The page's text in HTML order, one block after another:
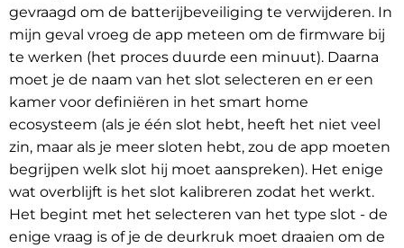
gevraagd om de batterijbeveiliging te verwijderen. In
mijn geval vroeg de app meteen om de firmware bij
te werken (het proces duurde een minuut). Daarna
moet je de naam van het slot selecteren en er een
kamer voor definiëren in het smart home
ecosysteem (als je één slot hebt, heeft het niet veel
zin, maar als je meer sloten hebt, zou de app moeten
begrijpen welk slot hij moet aanspreken). Het enige
wat overblijft is het slot kalibreren zodat het werkt.
Het begint met het selecteren van het type slot - de
enige vraag is of je de deurkruk moet draaien om de